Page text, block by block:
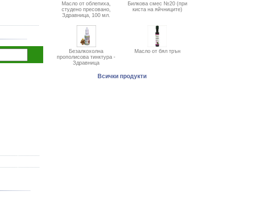
Масло от облепиха,
студено пресовано,
Здравница, 100 мл.
Билкова смес №20 (при
киста на яйчниците)
Безалкохолна
прополисова тинктура -
Здравница
Масло от бял трън
Всички продукти